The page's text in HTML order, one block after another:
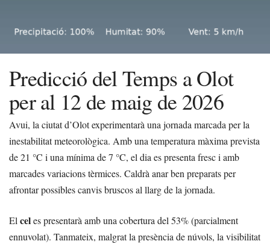
Predicció del Temps a Olot
per al 12 de maig de 2026
Avui, la ciutat d’Olot experimentarà una jornada marcada per la
inestabilitat meteorològica. Amb una temperatura màxima prevista
de 21 °C i una mínima de 7 °C, el dia es presenta fresc i amb
marcades variacions tèrmices. Caldrà anar ben preparats per
afrontar possibles canvis bruscos al llarg de la jornada.
Elceles presentarà amb una cobertura del 53% (parcialment
ennuvolat). Tanmateix, malgrat la presència de núvols, la visibilitat